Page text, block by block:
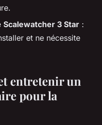
Scalewatcher 3 Star :
et ne nécessite
entretenir un
pour la